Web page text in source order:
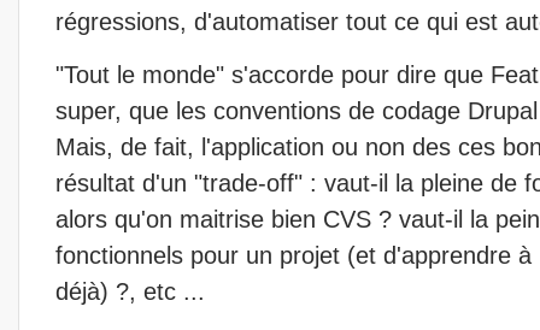
régressions, d'automatiser tout ce qui est
"Tout le monde" s'accorde pour dire que
super, que les conventions de codage
Mais, de fait, l'application ou non des ces
résultat d'un "trade-off" : vaut-il la pleine de
alors qu'on maitrise bien CVS ? vaut-il la
fonctionnels pour un projet (et d'apprendre
déjà) ?, etc ...